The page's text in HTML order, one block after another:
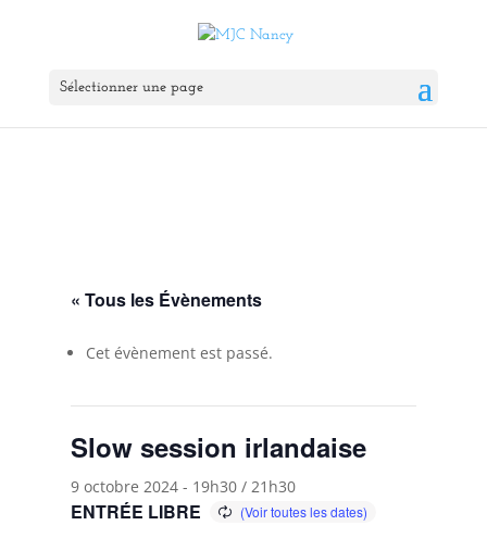
Sélectionner une page
« Tous les Évènements
Cet évènement est passé.
Slow session irlandaise
9 octobre 2024 - 19h30/ 21h30
ENTRÉE LIBRE